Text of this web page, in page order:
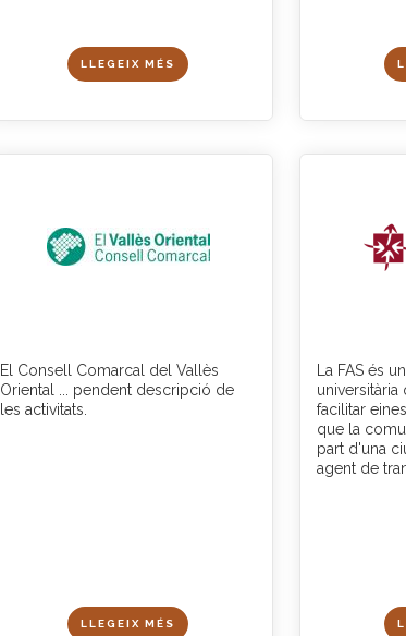
LLEGEIX MÉS
El Consell Comarcal del Vallès
Oriental ... pendent descripció de
les activitats.
LLEGEIX MÉS
La FAS és
facilitar
que la
part d'una
agent de